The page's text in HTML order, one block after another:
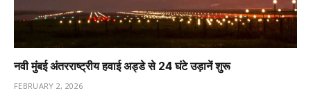
नवी मुंबई अंतरराष्ट्रीय हवाई अड्डे से 24 घंटे उड़ानें शुरू
FEBRUARY 2, 2026